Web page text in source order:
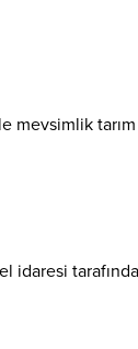
mevsimlik